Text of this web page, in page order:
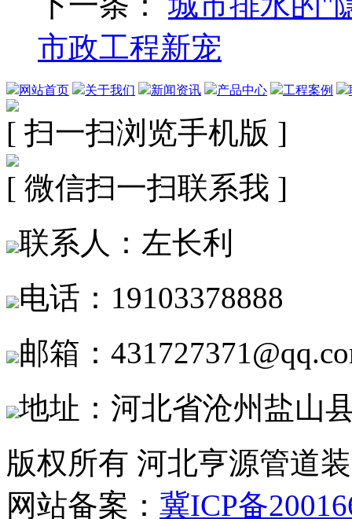
市政工程新宠
网站首页 关于我们 新闻资讯 产品中心 工程案例
[ 扫一扫浏览手机版 ]
[ 微信扫一扫联系我 ]
联系人：左长利
电话：19103378888
邮箱：
地址：河北省沧州盐山
版权所有 河北亨源管道
网站备案： 冀ICP备